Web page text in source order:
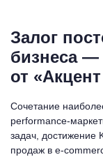
Залог
бизнеса —
от
Сочетание
performance-
задач, достижение
продаж в e-